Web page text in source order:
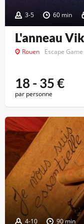
3-5 60 min
L'anneau
Rouen Escape Game
18 - 35€
par personne
4-10 90 min